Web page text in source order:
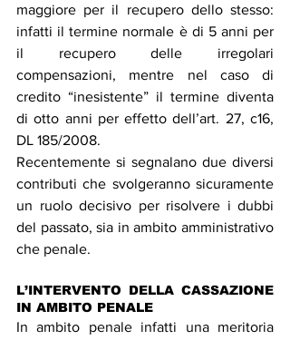
maggiore per il recupero dello stesso:
infatti il termine normale è di 5 anni per
il recupero delle irregolari
compensazioni, mentre nel caso di
credito “inesistente” il termine diventa
di otto anni per effetto dell’art. 27, c16,
DL 185/2008.
Recentemente si segnalano due diversi
contributi che svolgeranno sicuramente
un ruolo decisivo per risolvere i dubbi
del passato, sia in ambito amministrativo
che penale.
L’INTERVENTO DELLA CASSAZIONE
IN AMBITO PENALE
In ambito penale infatti una meritoria